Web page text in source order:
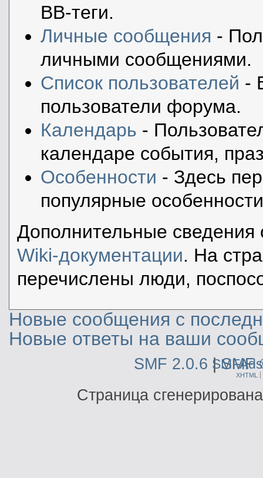
BB-теги.
Личные сообщения -
личными сообщениями.
Список пользователей -
пользователи форума.
Календарь -
календаре события,
Особенности - Здесь
популярные
Дополнительные
Wiki-документации. На
перечислены люди,
Новые сообщения с
Новые ответы на ваши
SMF 2.0.6 |SMF
SMFAds
XHTML
Страница